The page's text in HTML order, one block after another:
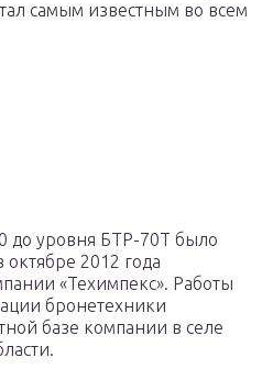
самым известным во всем
до уровня БТР-70Т было
2012 года
«Техимпекс». Работы
бронетехники
базе компании в селе